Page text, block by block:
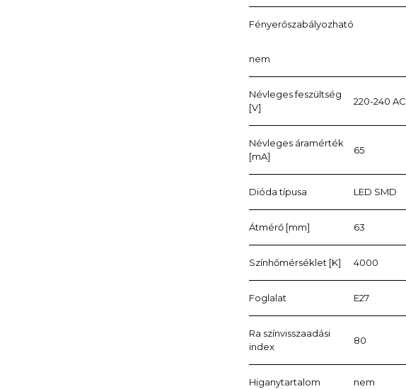
Fényerőszabályozható
nem
Névleges feszültség
[V]
220-240 AC
Névleges áramérték
[mA]
65
Dióda típusa LED SMD
Átmérő [mm] 63
Színhőmérséklet [K] 4000
Foglalat E27
Ra színvisszaadási
index
80
Higanytartalom nem